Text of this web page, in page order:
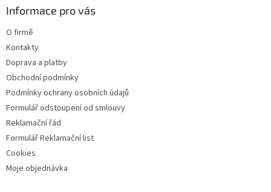
Informace pro vás
O firmě
Kontakty
Doprava a platby
Obchodní podmínky
Podmínky ochrany osobních údajů
Formulář odstoupení od smlouvy
Reklamační řád
Formulář Reklamační list
Cookies
Moje objednávka